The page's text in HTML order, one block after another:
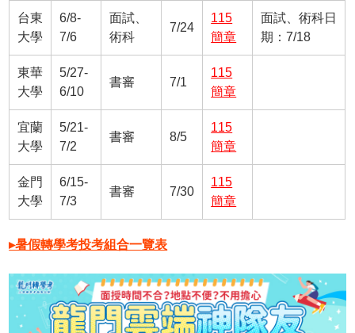
台東
大學
6/8-
7/6
面試、
術科
7/24
115
簡章
面試、術科日
期：7/18
東華
大學
5/27-
6/10
書審 7/1
115
簡章
宜蘭
大學
5/21-
7/2
書審 8/5
115
簡章
金門
大學
6/15-
7/3
書審 7/30
115
簡章
▸暑假轉學考投考組合一覽表